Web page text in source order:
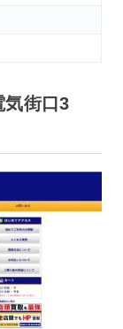
気街口3